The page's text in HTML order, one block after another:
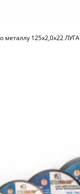
металлу 125х2,0х22 ЛУГА